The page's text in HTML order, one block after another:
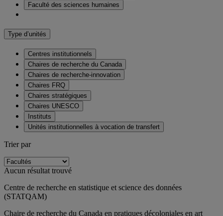
Faculté des sciences humaines
Type d’unités
Centres institutionnels
Chaires de recherche du Canada
Chaires de recherche-innovation
Chaires FRQ
Chaires stratégiques
Chaires UNESCO
Instituts
Unités institutionnelles à vocation de transfert
Trier par
Aucun résultat trouvé
Centre de recherche en statistique et science des données
(STATQAM)
Chaire de recherche du Canada en pratiques décoloniales en art